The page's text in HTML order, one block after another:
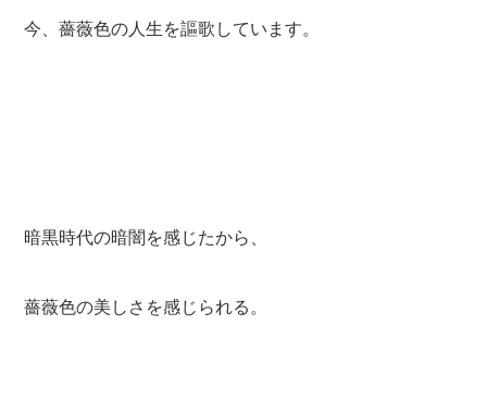
今、薔薇色の人生を謳歌しています。
暗黒時代の暗闇を感じたから、
薔薇色の美しさを感じられる。